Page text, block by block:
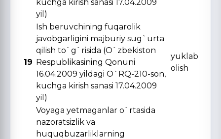
kuchga kirish sanasi 17.04.2009
yil)
19
Ish beruvchining fuqarolik
javobgarligini majburiy sug`urta
qilish to`g`risida (O`zbekiston
Respublikasining Qonuni
16.04.2009 yildagi O`RQ-210-son,
kuchga kirish sanasi 17.04.2009
yil)
yuklab
olish
Voyaga yetmaganlar o`rtasida
nazoratsizlik va
huquqbuzarliklarning